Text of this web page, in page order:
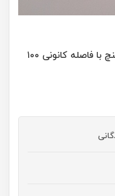
عدسی(لنز) سینگلت اپتیکی دو اینچ با فاصله کانونی ۱۰۰